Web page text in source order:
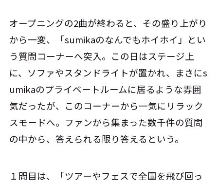
オープニングの2曲が終わると、その盛り上がり
から一変、「sumikaのなんでもホイホイ」とい
う質問コーナーへ突入。この日はステージ上
に、ソファやスタンドライトが置かれ、まさにs
umikaのプライベートルームに居るような雰囲
気だったが、このコーナーから一気にリラック
スモードへ。ファンから集まった数千件の質問
の中から、答えられる限り答えるという。
１問目は、「ツアーやフェスで全国を飛び回っ